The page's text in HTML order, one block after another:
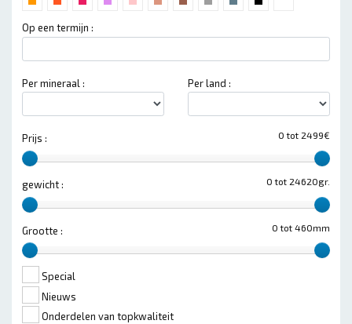
Op een termijn :
Per mineraal : Per land :
0 tot 2499€
Prijs :
0 tot 24620gr.
gewicht :
0 tot 460mm
Grootte :
Special
Nieuws
Onderdelen van topkwaliteit